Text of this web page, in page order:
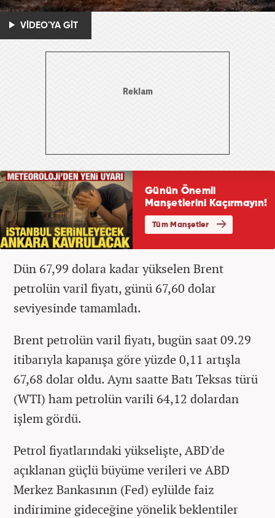
VİDEO'YA GİT
Dün 67,99 dolara kadar yükselen Brent
petrolün varil fiyatı, günü 67,60 dolar
seviyesinde tamamladı.
Brent petrolün varil fiyatı, bugün saat 09.29
itibarıyla kapanışa göre yüzde 0,11 artışla
67,68 dolar oldu. Aynı saatte Batı Teksas türü
(WTI) ham petrolün varili 64,12 dolardan
işlem gördü.
Petrol fiyatlarındaki yükselişte, ABD'de
açıklanan güçlü büyüme verileri ve ABD
Merkez Bankasının (Fed) eylülde faiz
indirimine gideceğine yönelik beklentiler